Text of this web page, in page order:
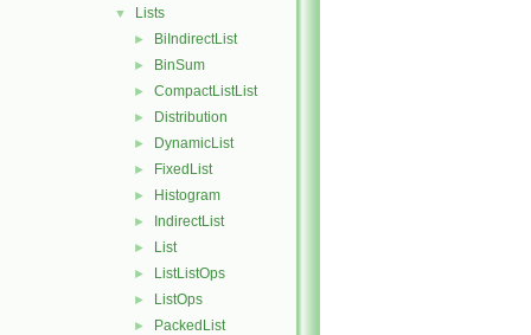
▼ Lists
► BiIndirectList
► BinSum
► CompactListList
► Distribution
► DynamicList
► FixedList
► Histogram
► IndirectList
► List
► ListListOps
► ListOps
► PackedList